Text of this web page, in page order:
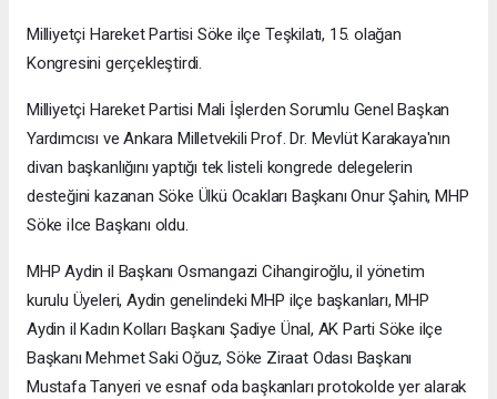
Milliyetçi Hareket Partisi Söke ilçe Teşkilatı, 15. olağan
Kongresini gerçekleştirdi.
Milliyetçi Hareket Partisi Mali İşlerden Sorumlu Genel Başkan
Yardımcısı ve Ankara Milletvekili Prof. Dr. Mevlüt Karakaya'nın
divan başkanlığını yaptığı tek listeli kongrede delegelerin
desteğini kazanan Söke Ülkü Ocakları Başkanı Onur Şahin, MHP
Söke iIce Başkanı oldu.
MHP Aydin il Başkanı Osmangazi Cihangiroğlu, il yönetim
kurulu Üyeleri, Aydin genelindeki MHP ilçe başkanları, MHP
Aydin il Kadın Kolları Başkanı Şadiye Ünal, AK Parti Söke ilçe
Başkanı Mehmet Saki Oğuz, Söke Ziraat Odası Başkanı
Mustafa Tanyeri ve esnaf oda başkanları protokolde yer alarak